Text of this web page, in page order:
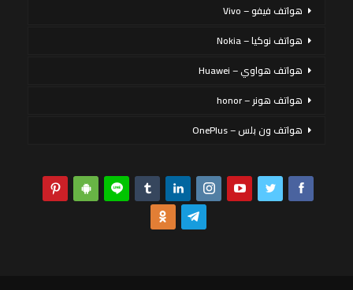
هواتف فيفو – Vivo
هواتف نوكيا – Nokia
هواتف هواوي – Huawei
هواتف هونر – honor
هواتف ون بلس – OnePlus